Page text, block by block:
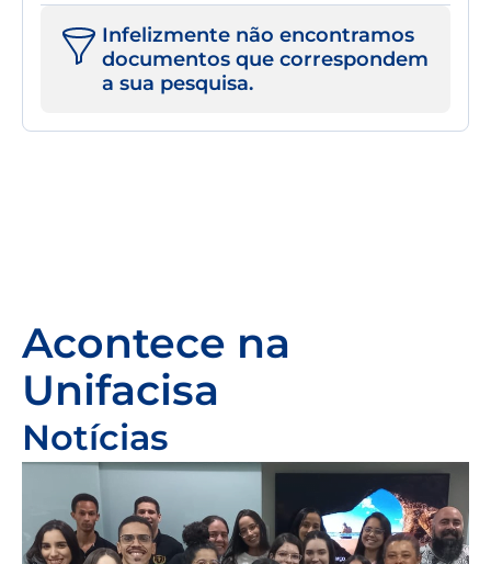
Infelizmente não encontramos
documentos que correspondem
a sua pesquisa.
Acontece na
Unifacisa
Notícias